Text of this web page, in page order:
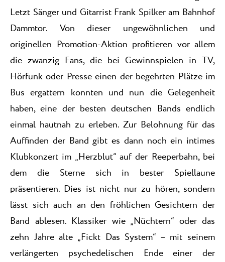
Letzt Sänger und Gitarrist Frank Spilker am Bahnhof
Dammtor. Von dieser ungewöhnlichen und
originellen Promotion-Aktion profitieren vor allem
die zwanzig Fans, die bei Gewinnspielen in TV,
Hörfunk oder Presse einen der begehrten Plätze im
Bus ergattern konnten und nun die Gelegenheit
haben, eine der besten deutschen Bands endlich
einmal hautnah zu erleben. Zur Belohnung für das
Auffinden der Band gibt es dann noch ein intimes
Klubkonzert im „Herzblut“ auf der Reeperbahn, bei
dem die Sterne sich in bester Spiellaune
präsentieren. Dies ist nicht nur zu hören, sondern
lässt sich auch an den fröhlichen Gesichtern der
Band ablesen. Klassiker wie „Nüchtern“ oder das
zehn Jahre alte „Fickt Das System“ – mit seinem
verlängerten psychedelischen Ende einer der